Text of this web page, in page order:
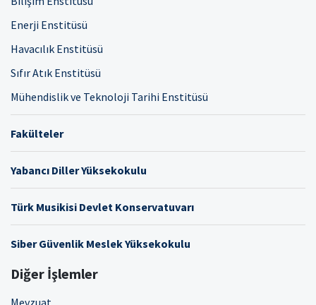
Enerji Enstitüsü
Havacılık Enstitüsü
Sıfır Atık Enstitüsü
Mühendislik ve Teknoloji Tarihi Enstitüsü
Fakülteler
Yabancı Diller Yüksekokulu
Türk Musikisi Devlet Konservatuvarı
Siber Güvenlik Meslek Yüksekokulu
Diğer İşlemler
Mevzuat